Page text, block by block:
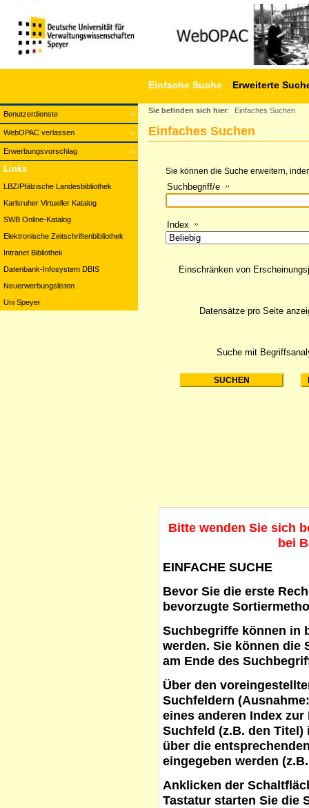
Benutzerdienste
WebOPAC verlassen
Erwerbungsvorschlag
Einfache Suche Erweiterte
Links
LBZ/Pfälzische Landesbibliothek
Karlsruher Virtueller Katalog
SWB Online-Katalog
Elektronische Zeitschriftenbibliothek
Intranet Bibliothek
Datenbank-Infosystem DBIS
Neuerwerbungslisten
Uni Speyer
Sie befinden sich hier: Einfaches Suchen
Einfaches Suchen
Sie können die Suche erweitern,
Suchbegriff/e
Index
Suche mit
Einschränken von
Datensätze pro Seite
Bitte wenden Sie sich
bei
EINFACHE SUCHE
Bevor Sie die erste
bevorzugte
Suchbegriffe können in
werden. Sie können die
am Ende des
Über den
Suchfeldern
eines anderen Index
Suchfeld (z.B. den
über die
eingegeben werden
Anklicken der
Tastatur starten Sie die